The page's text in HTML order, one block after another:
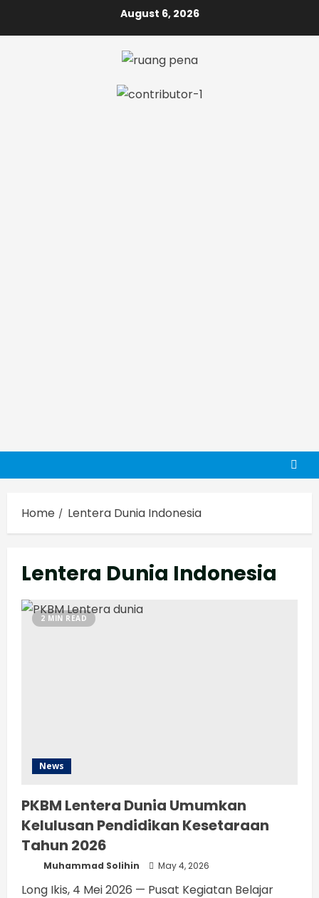
August 6, 2026
Home Lentera Dunia Indonesia
Lentera Dunia Indonesia
2 MIN READ
News
PKBM Lentera Dunia Umumkan
Kelulusan Pendidikan Kesetaraan
Tahun 2026
Muhammad Solihin May 4, 2026
Long Ikis, 4 Mei 2026 — Pusat Kegiatan Belajar